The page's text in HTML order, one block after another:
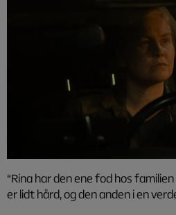
“Rina har den ene fod hos
er lidt hård, og den anden i en